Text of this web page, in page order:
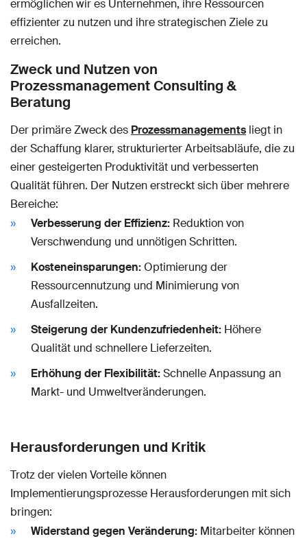
ermöglichen wir es Unternehmen, ihre Ressourcen
effizienter zu nutzen und ihre strategischen Ziele zu
erreichen.
Zweck und Nutzen von
Prozessmanagement Consulting &
Beratung
Der primäre Zweck des Prozessmanagements liegt in
der Schaffung klarer, strukturierter Arbeitsabläufe, die zu
einer gesteigerten Produktivität und verbesserten
Qualität führen. Der Nutzen erstreckt sich über mehrere
Bereiche:
Verbesserung der Effizienz: Reduktion von
Verschwendung und unnötigen Schritten.
Kosteneinsparungen:Optimierung der
Ressourcennutzung und Minimierung von
Ausfallzeiten.
Steigerung der Kundenzufriedenheit: Höhere
Qualität und schnellere Lieferzeiten.
Erhöhung der Flexibilität:Schnelle Anpassung an
Markt- und Umweltveränderungen.
Herausforderungen und Kritik
Trotz der vielen Vorteile können
Implementierungsprozesse Herausforderungen mit sich
bringen:
Widerstand gegen Veränderung: Mitarbeiter können